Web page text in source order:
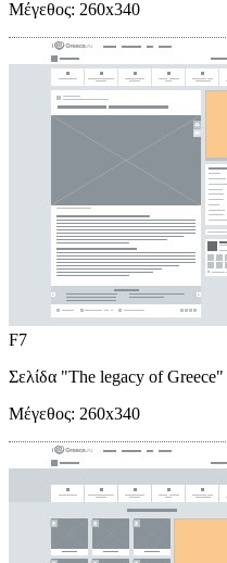
Μέγεθος: 260x340
F7
Σελίδα "The legacy of Greece"
Μέγεθος: 260x340